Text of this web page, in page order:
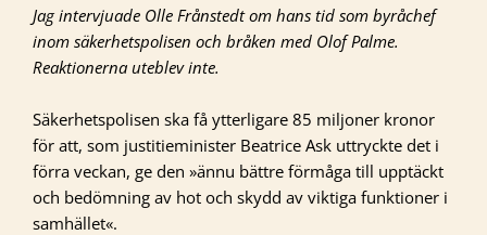
Jag intervjuade Olle Frånstedt om hans tid som byråchef
inom säkerhetspolisen och bråken med Olof Palme.
Reaktionerna uteblev inte.
Säkerhetspolisen ska få ytterligare 85 miljoner kronor
för att, som justitieminister Beatrice Ask uttryckte det i
förra veckan, ge den »ännu bättre förmåga till upptäckt
och bedömning av hot och skydd av viktiga funktioner i
samhället«.